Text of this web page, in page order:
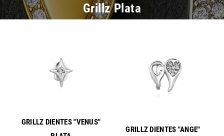
Grillz Plata
GRILLZ DIENTES "VENUS"
GRILLZ DIENTES "ANGE"